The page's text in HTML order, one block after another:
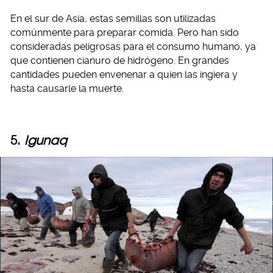
En el sur de Asia, estas semillas son utilizadas
comúnmente para preparar comida. Pero han sido
consideradas peligrosas para el consumo humano, ya
que contienen cianuro de hidrógeno. En grandes
cantidades pueden envenenar a quien las ingiera y
hasta causarle la muerte.
5. Igunaq